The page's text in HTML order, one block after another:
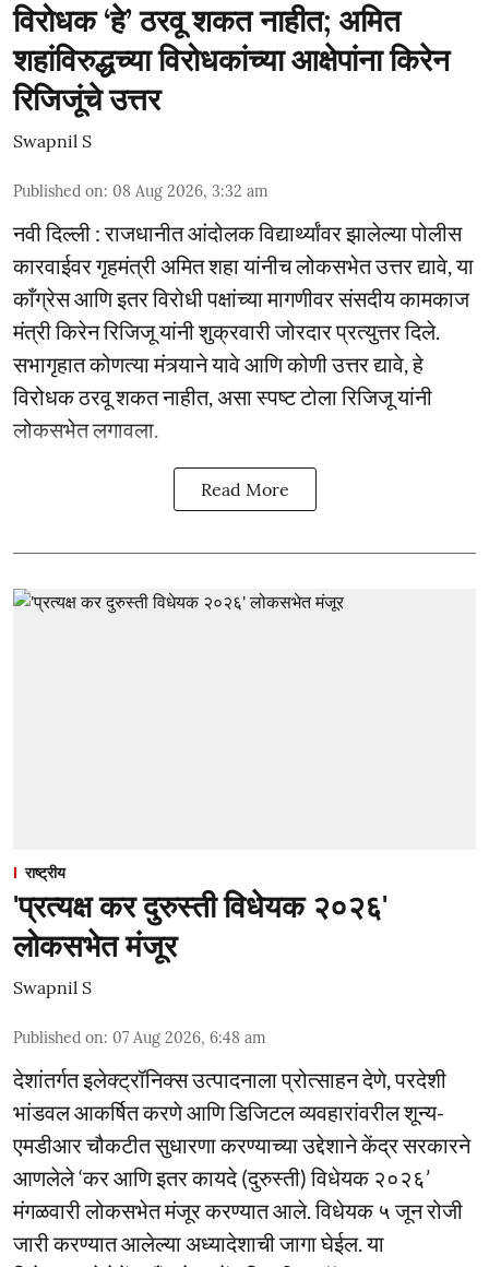
विरोधक ‘हे’ ठरवू शकत नाहीत; अमित
शहांविरुद्धच्या विरोधकांच्या आक्षेपांना किरेन
रिजिजूंचे उत्तर
Swapnil S
Published on: 08 Aug 2026, 3:32 am
नवी दिल्ली : राजधानीत आंदोलक विद्यार्थ्यांवर झालेल्या पोलीस
कारवाईवर गृहमंत्री अमित शहा यांनीच लोकसभेत उत्तर द्यावे, या
काँग्रेस आणि इतर विरोधी पक्षांच्या मागणीवर संसदीय कामकाज
मंत्री किरेन रिजिजू यांनी शुक्रवारी जोरदार प्रत्युत्तर दिले.
सभागृहात कोणत्या मंत्र्याने यावे आणि कोणी उत्तर द्यावे, हे
विरोधक ठरवू शकत नाहीत, असा स्पष्ट टोला रिजिजू यांनी
लोकसभेत लगावला.
Read More
राष्ट्रीय
'प्रत्यक्ष कर दुरुस्ती विधेयक २०२६'
लोकसभेत मंजूर
Swapnil S
Published on: 07 Aug 2026, 6:48 am
देशांतर्गत इलेक्ट्रॉनिक्स उत्पादनाला प्रोत्साहन देणे, परदेशी
भांडवल आकर्षित करणे आणि डिजिटल व्यवहारांवरील शून्य-
एमडीआर चौकटीत सुधारणा करण्याच्या उद्देशाने केंद्र सरकारने
आणलेले ‘कर आणि इतर कायदे (दुरुस्ती) विधेयक २०२६’
मंगळवारी लोकसभेत मंजूर करण्यात आले. विधेयक ५ जून रोजी
जारी करण्यात आलेल्या अध्यादेशाची जागा घेईल. या